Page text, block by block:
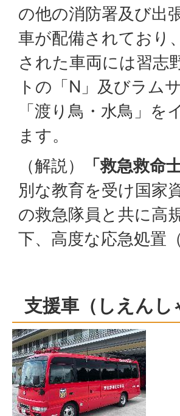
の他の消防署及び出
車が配備されており
された車両には習志
トの「N」及びラム
「渡り鳥・水鳥」
ます。
（解説）
「救急救命士
別な教育を受け国家
の救急隊員と共に高
下、高度な応急処置
支援車（しえんし